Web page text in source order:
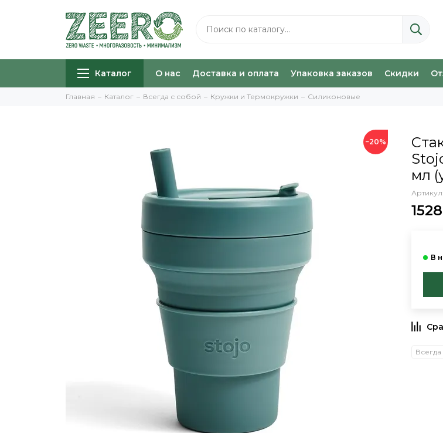
Каталог О нас Доставка и оплата Упаковка заказов Скидки
Главная Каталог Всегда с собой Кружки и Термокружки Силиконовые
−20%
мл
Артикул: